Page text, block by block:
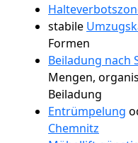
stabile
Formen
Beiladung nach
Mengen,
Beiladung
Entrümpelung
Chemnitz